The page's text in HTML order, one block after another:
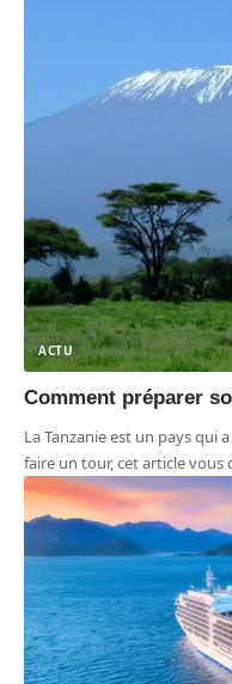
ACTU
Comment préparer
La Tanzanie est un pays qui
faire un tour, cet article vous